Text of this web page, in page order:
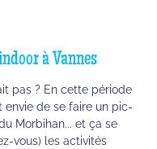
à Vannes
pas ? En cette période
envie de se faire un pic-
Morbihan... et ça se
vous) les activités